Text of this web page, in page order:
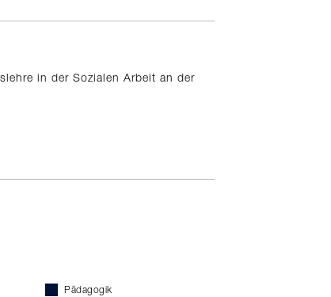
in der Sozialen Arbeit an der
Pädagogik